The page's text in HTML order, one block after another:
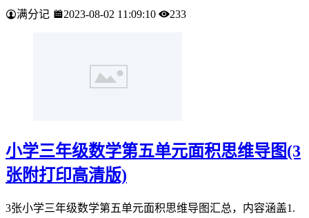
满分记 2023-08-02 11:09:10 233
小学三年级数学第五单元面积思维导图(3
张附打印高清版)
3张小学三年级数学第五单元面积思维导图汇总，内容涵盖1.